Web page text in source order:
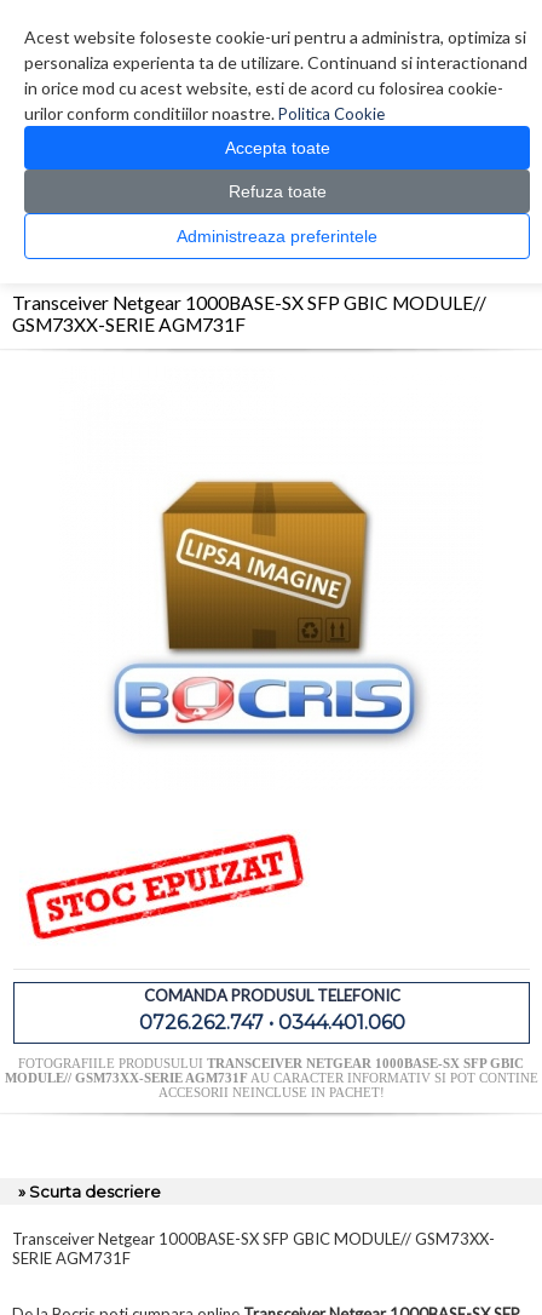
Acest website foloseste cookie-uri pentru a administra, optimiza si
personaliza experienta ta de utilizare. Continuand si interactionand
in orice mod cu acest website, esti de acord cu folosirea cookie-
urilor conform conditiilor noastre.Politica Cookie
Accepta toate
Refuza toate
Administreaza preferintele
0 produs(e)
CATALOG PRODUSE
> Transceivere > Transceiver Netgear 1000BASE-SX SFP
Transceiver Netgear 1000BASE-SX SFP GBIC MODULE//
GSM73XX-SERIE AGM731F
COMANDA PRODUSUL TELEFONIC
0726.262.747 • 0344.401.060
FOTOGRAFIILE PRODUSULUI TRANSCEIVER NETGEAR 1000BASE-SX SFP GBIC
MODULE// GSM73XX-SERIE AGM731F AU CARACTER INFORMATIV SI POT CONTINE
ACCESORII NEINCLUSE IN PACHET!
» Scurta descriere
Transceiver Netgear 1000BASE-SX SFP GBIC MODULE// GSM73XX-
SERIE AGM731F